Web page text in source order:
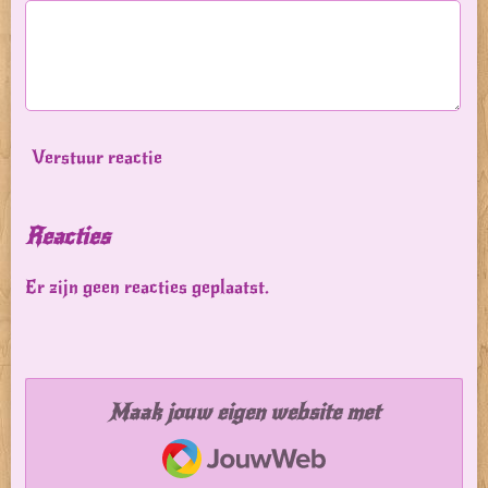
Verstuur reactie
Reacties
Er zijn geen reacties geplaatst.
Maak jouw eigen website met
JouwWeb